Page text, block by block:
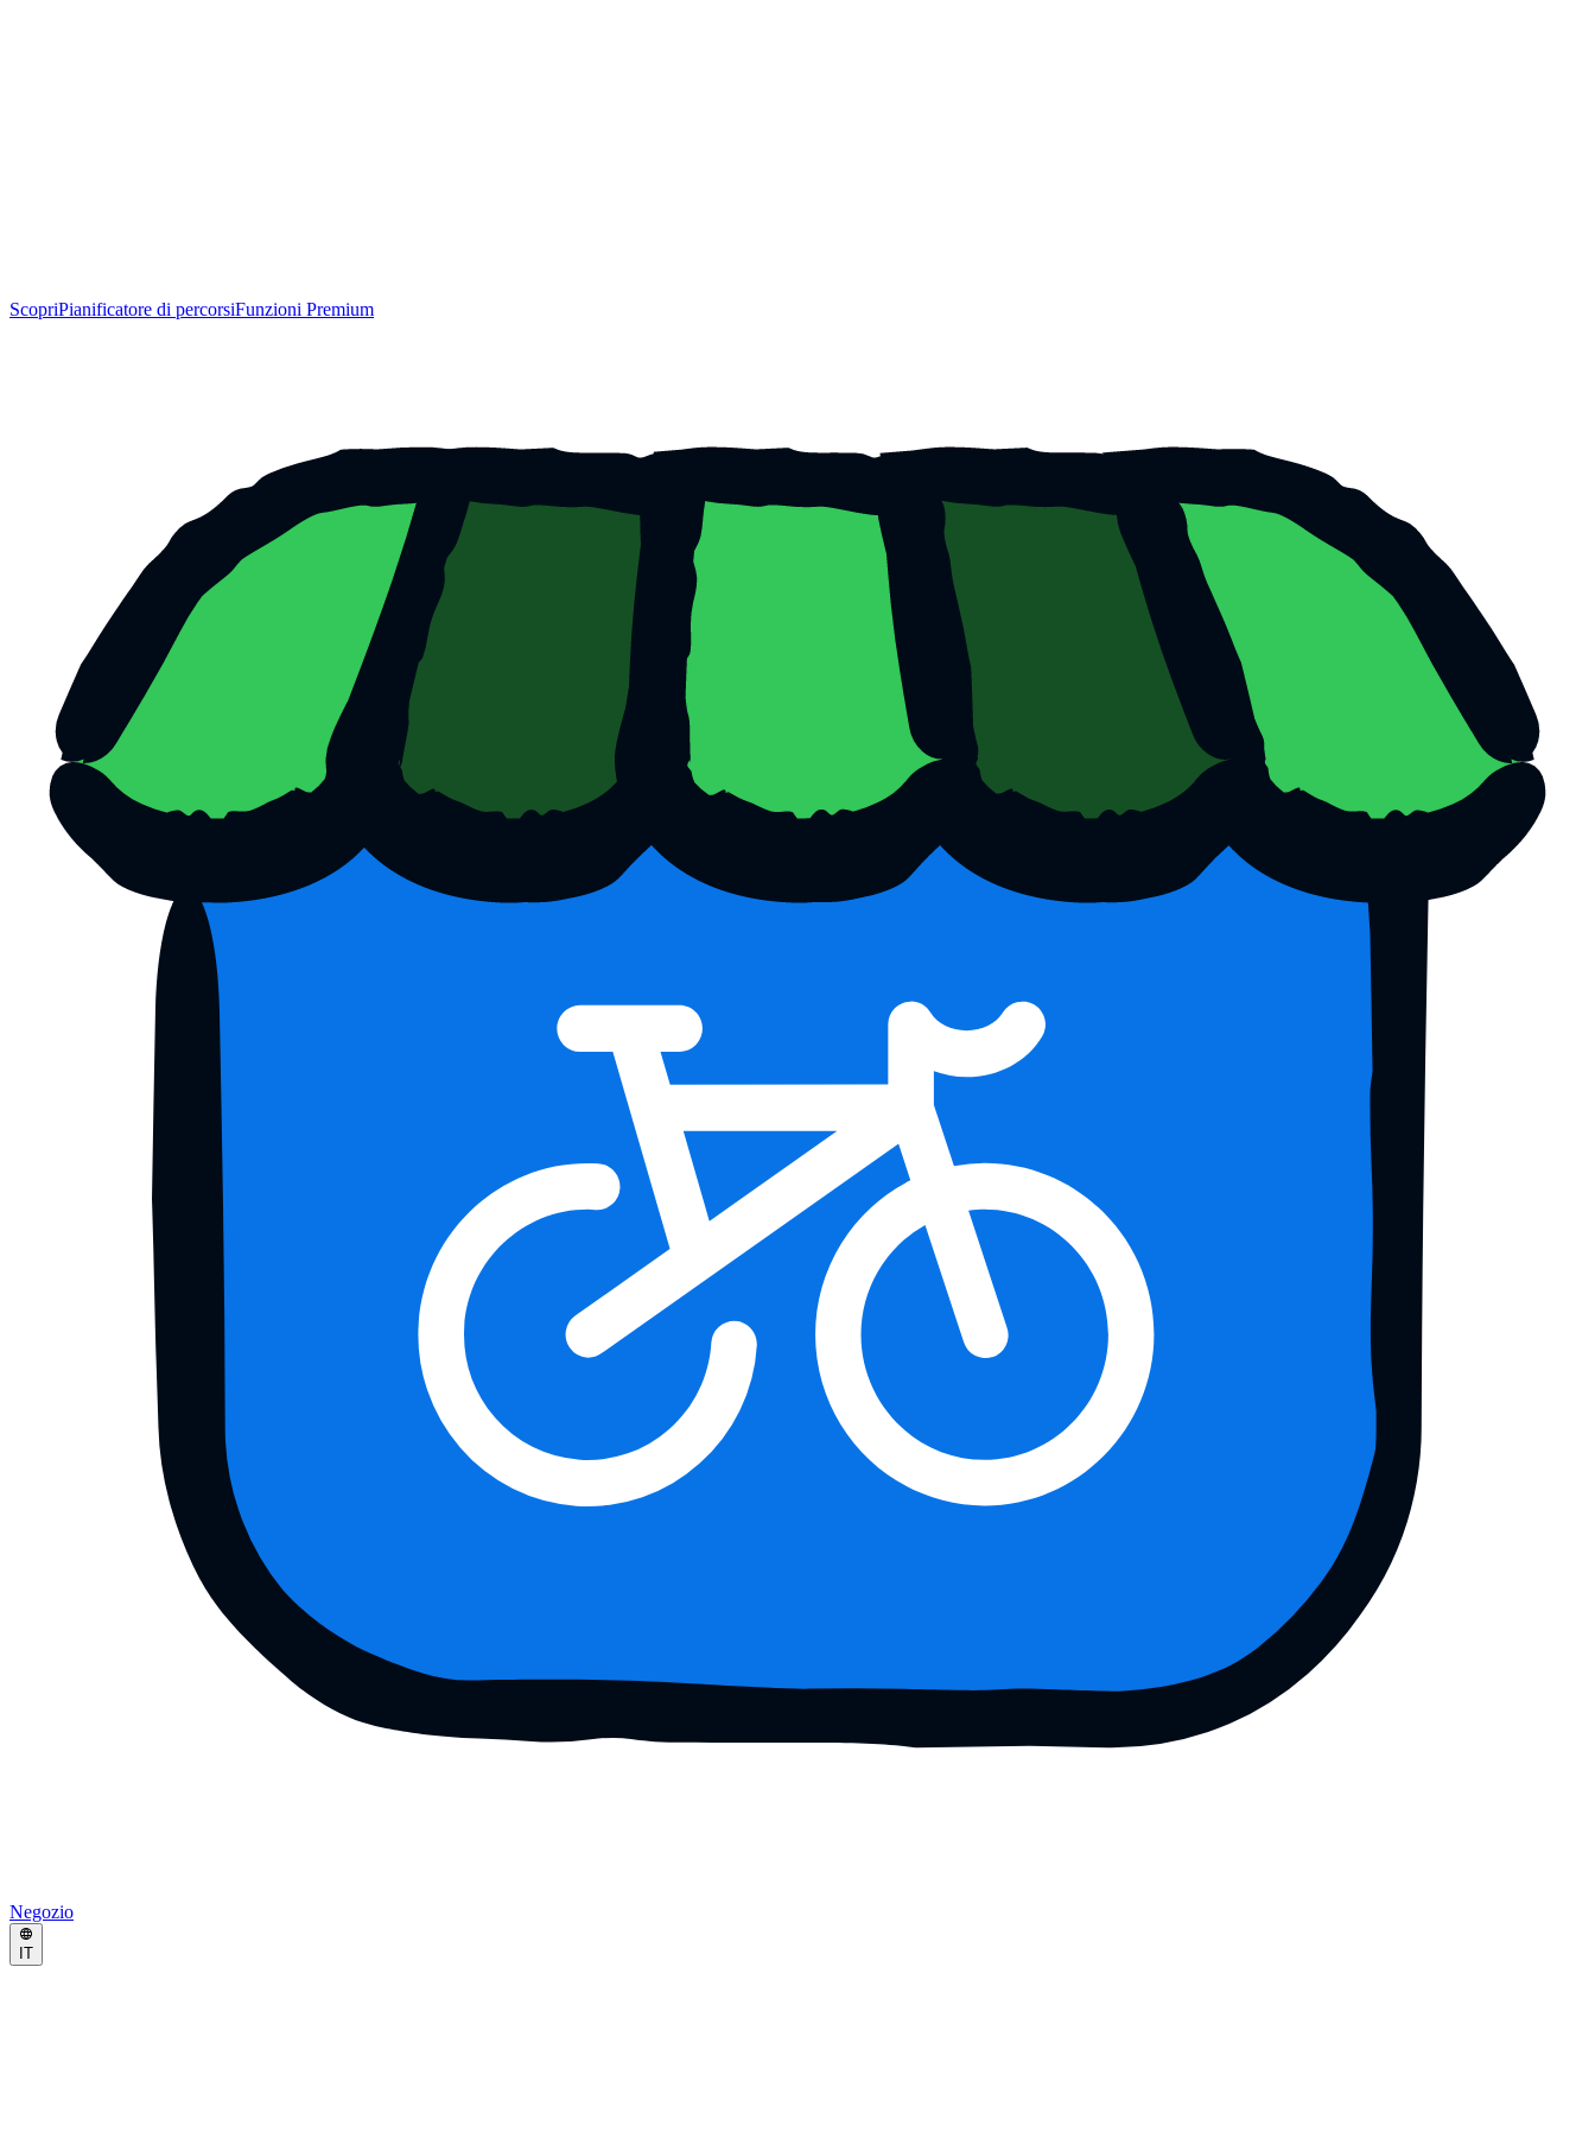
ScopriPianificatore di percorsiFunzioni Premium
Negozio
IT